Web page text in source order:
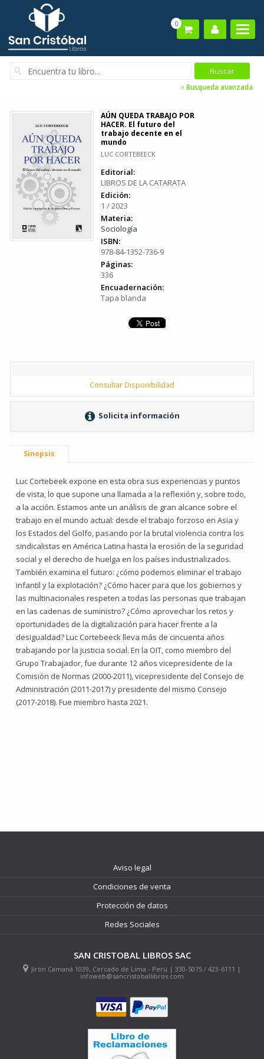
0
Busqueda avanzada
AÚN QUEDA TRABAJO POR
HACER. El futuro del
trabajo decente en el
mundo
LUC CORTEBEECK
Editorial:
LIBROS DE LA CATARATA
Edición:
1 / 2023
Materia:
Sociología
ISBN:
978-84-1352-736-9
Páginas:
336
Encuadernación:
Tapa blanda
Consultar Disponibilidad
Solicita información
Sinopsis
Luc Cortebeek expone en esta obra sus experiencias y puntos
de vista, lo que supone una llamada a la reflexión y, sobre todo,
a la acción. Estamos ante un análisis de gran alcance sobre el
trabajo en el mundo actual: desde el trabajo forzoso en Asia y
los Estados del Golfo, pasando por la brutal violencia contra los
sindicalistas en América Latina hasta la erosión de la seguridad
social y el derecho de huelga en los países industrializados.
También examina el futuro: ¿cómo podemos eliminar el trabajo
infantil y la explotación? ¿Cómo hacer para que los gobiernos y
las multinacionales respeten a todas las personas que trabajan
en las cadenas de suministro? ¿Cómo aprovechar los retos y
oportunidades de la digitalización para hacer frente a la
desigualdad? Luc Cortebeeck lleva más de cincuenta años
trabajando por la justicia social. En la OIT, como miembro del
Grupo Trabajador, fue durante 12 años vicepresidente de la
Comisión de Normas (2000-2011), vicepresidente del Consejo de
Administración (2011-2017) y presidente del mismo Consejo
(2017-2018). Fue miembro hasta 2021.
Aviso legal
Condiciones de venta
Protección de datos
Redes Sociales
SAN CRISTOBAL LIBROS SAC
Jirón Camaná 1039, Cercado de Lima - Perú | 330-5075 / 423-6111 |
infoweb@sancristoballibros.com